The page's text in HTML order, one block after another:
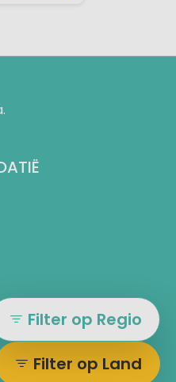
Filter op Land
Filter op Regio